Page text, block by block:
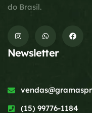
do Brasil.
Newsletter
(15) 99776-1184